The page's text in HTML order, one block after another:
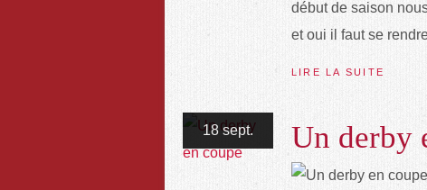
début de saison
et oui il faut se
LIRE LA SUITE
18 sept. Un derby